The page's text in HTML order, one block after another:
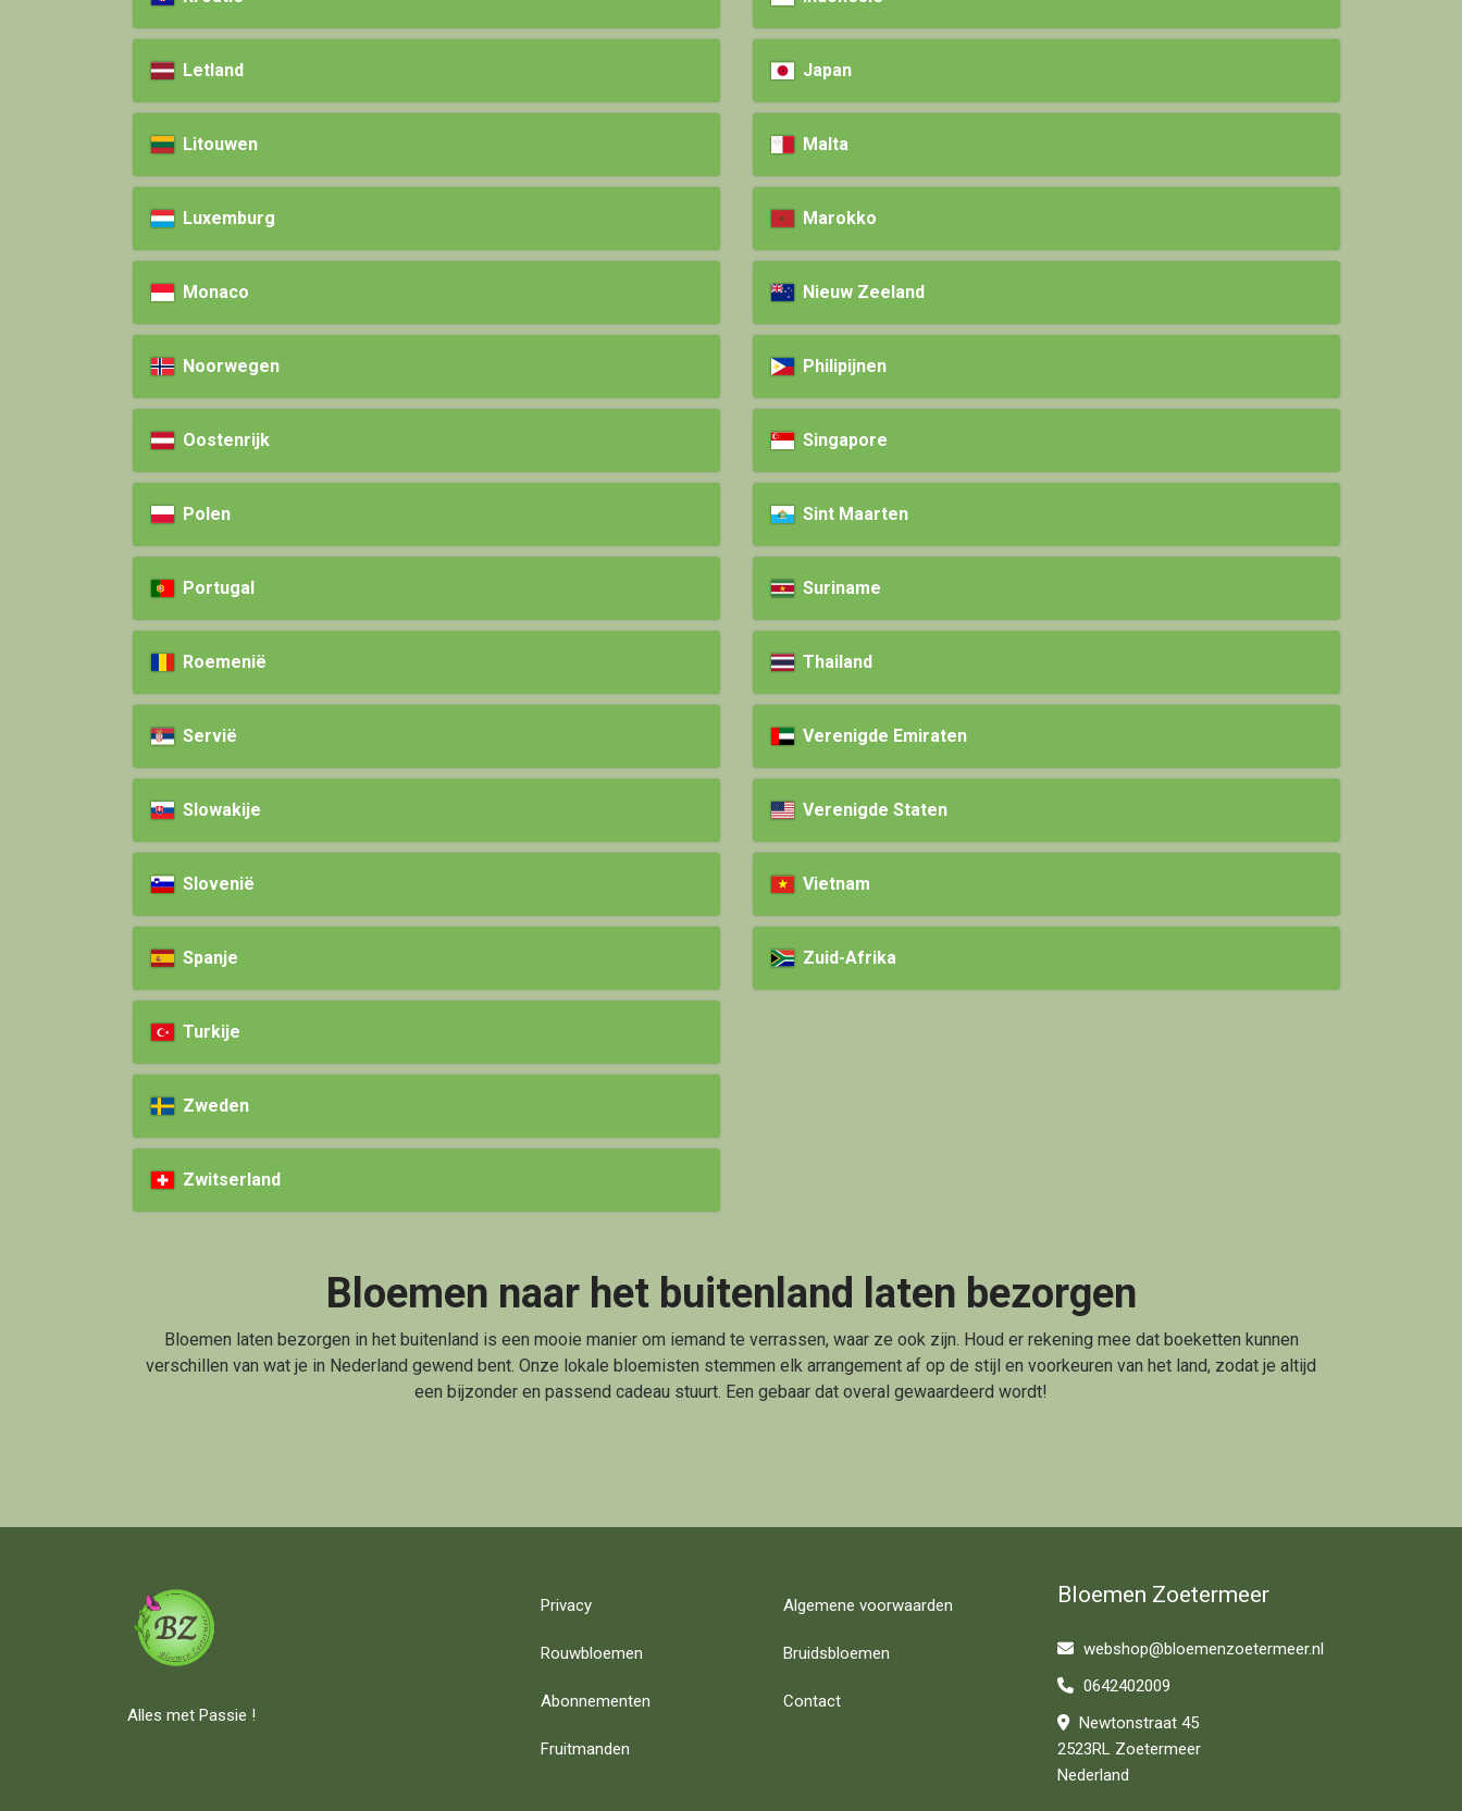
Letland
Litouwen
Luxemburg
Monaco
Noorwegen
Oostenrijk
Polen
Portugal
Roemenië
Servië
Slowakije
Slovenië
Spanje
Turkije
Zweden
Zwitserland
Japan
Malta
Marokko
Nieuw Zeeland
Philipijnen
Singapore
Sint Maarten
Suriname
Thailand
Verenigde Emiraten
Verenigde Staten
Vietnam
Zuid-Afrika
Bloemen naar het buitenland laten bezorgen
Bloemen laten bezorgen in het buitenland is een mooie manier om iemand te verrassen, waar ze ook zijn. Houd er rekening mee dat boeketten kunnen
verschillen van wat je in Nederland gewend bent. Onze lokale bloemisten stemmen elk arrangement af op de stijl en voorkeuren van het land, zodat je altijd
een bijzonder en passend cadeau stuurt. Een gebaar dat overal gewaardeerd wordt!
Alles met Passie !
Privacy Algemene voorwaarden
Rouwbloemen Bruidsbloemen
Abonnementen Contact
Fruitmanden
Bloemen Zoetermeer
webshop@bloemenzoetermeer.nl
0642402009
Newtonstraat 45
2523RL Zoetermeer
Nederland